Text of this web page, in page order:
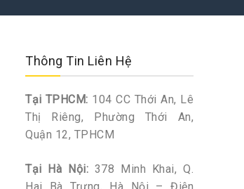
Thông Tin Liên Hệ
Tại TPHCM: 104 CC Thới An, Lê
Thị Riêng, Phường Thới An,
Quận 12, TPHCM
Tại Hà Nội: 378 Minh Khai, Q.